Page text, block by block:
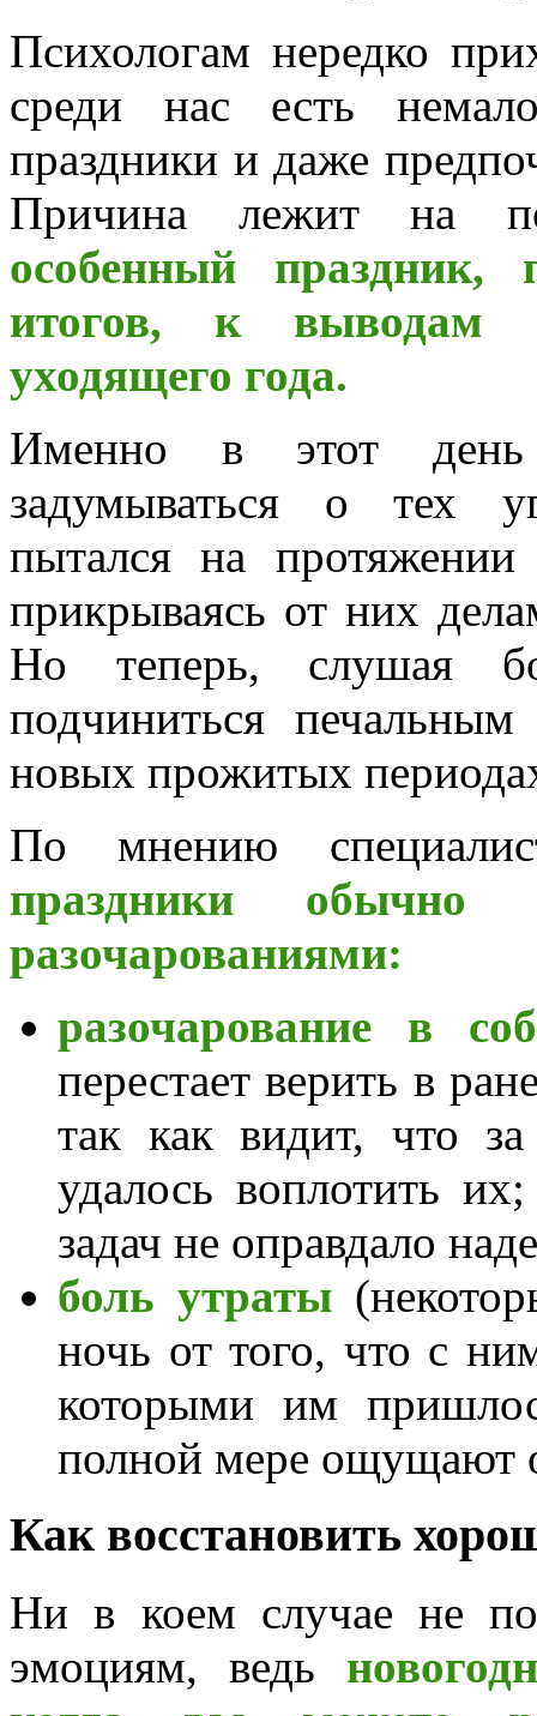
Психологам нередко
среди нас есть
праздники и даже
Причина лежит на
особенный праздник,
итогов, к выводам
уходящего года.
Именно в этот день
задумываться о тех
пытался на протяжении
прикрываясь от них
Но теперь, слушая
подчиниться
новых прожитых
По мнению
праздники
разочарованиями:
разочарование в
перестает верить в
так как видит, что
удалось воплотить
задач не оправдало
боль утраты
ночь от того, что с
которыми им
полной мере ощущают
Как восстановить
Ни в коем случае не
эмоциям, ведь